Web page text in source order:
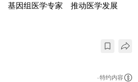
基因组医学专家 推动医学发展
特约内容